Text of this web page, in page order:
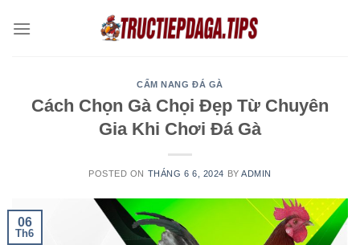
CẨM NANG ĐÁ GÀ
Cách Chọn Gà Chọi Đẹp Từ Chuyên
Gia Khi Chơi Đá Gà
POSTED ON THÁNG 6 6, 2024 BYADMIN
06
Th6